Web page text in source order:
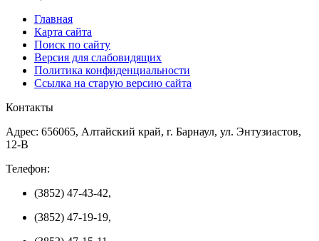
Главная
Карта сайта
Поиск по сайту
Версия для слабовидящих
Политика конфиденциальности
Ссылка на старую версию сайта
Контакты
Адрес: 656065, Алтайский край, г. Барнаул, ул. Энтузиастов,
12-В
Телефон:
(3852) 47-43-42,
(3852) 47-19-19,